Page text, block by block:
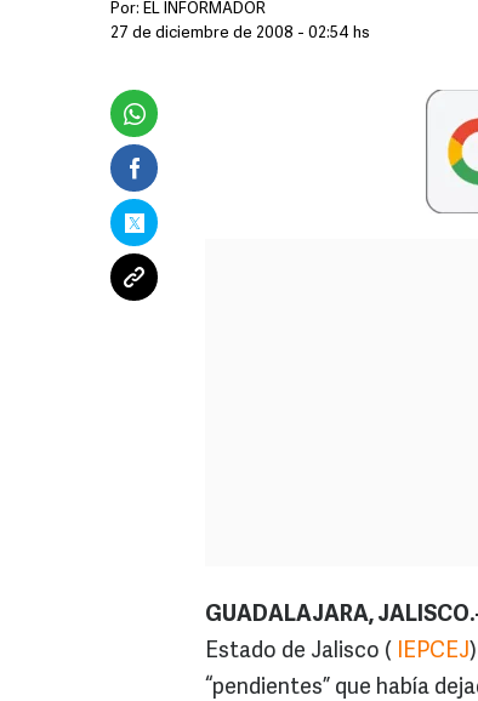
Por: EL INFORMADOR
27 de diciembre de 2008 - 02:54 hs
GUADALAJARA,
Estado de Jalisco ( IEPCEJ
“pendientes” que había